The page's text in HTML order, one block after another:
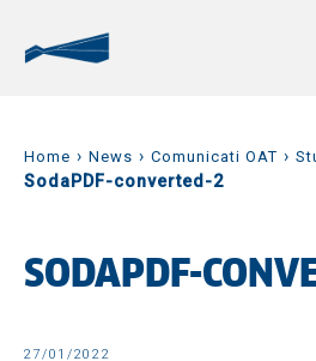
Home › News › Comunicati OAT ›
SodaPDF-converted-2
SODAPDF-
27/01/2022